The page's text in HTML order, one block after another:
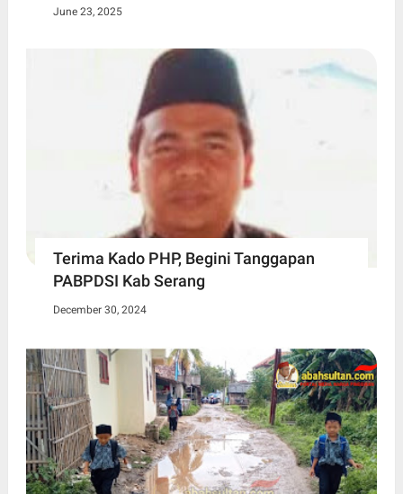
June 23, 2025
Terima Kado PHP, Begini Tanggapan
PABPDSI Kab Serang
December 30, 2024